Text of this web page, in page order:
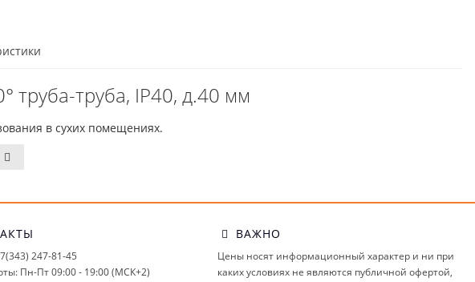
труба-труба, IP40, д.40 мм
в сухих помещениях.
247-81-45
Пн-Пт 09:00 - 19:00 (МСК+2)
ВАЖНО
Цены носят информационный характер и ни при
каких условиях не являются публичной офертой,